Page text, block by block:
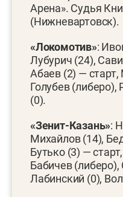
Арена». Судья
(Нижневартовск).
«Локомотив»:
Лубурич (24),
Абаев (2) —
Голубев (либеро),
(0).
«Зенит-Казань»:
Михайлов (14),
Бутько (3) —
Бабичев
Лабинский (0),